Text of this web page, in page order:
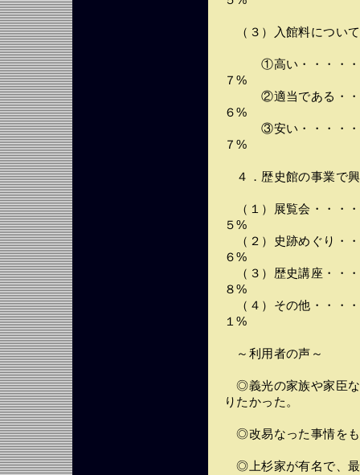
（３）入館料について
①高い・・・・・・
７%
②適当である・・・
６%
③安い・・・・・・
７%
４．歴史館の事業で
（１）展覧会・・・
５%
（２）史跡めぐり・
６%
（３）歴史講座・・
８%
（４）その他・・・
１%
～利用者の声～
◎義光の家族や家臣な
りたかった。
◎改易なった事情をも
◎上杉家が有名で、最